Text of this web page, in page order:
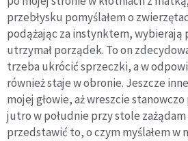
przebły­sku pomyślałem o
podąża­jąc za instynktem, wybierają
utrzymał porządek. To on
trzeba ukrócić sprzeczki, a w
również staje w obronie. Jeszcze
mojej głowie, aż wreszcie
jutro w południe przy stole zażądam
przedstawić to, o czym myślałem w